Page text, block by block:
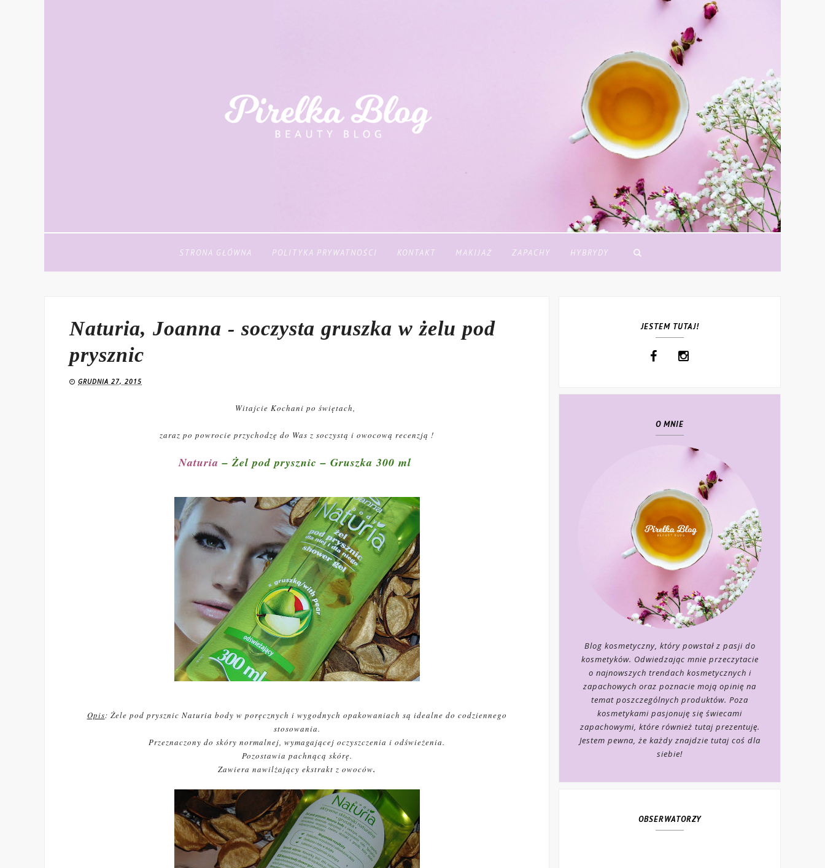
STRONA GŁÓWNA POLITYKA PRYWATNOŚCI KONTAKT MAKIJAŻ ZAPACHY HYBRYDY
Naturia, Joanna - soczysta gruszka w żelu pod
prysznic
GRUDNIA 27, 2015
Witajcie Kochani po świętach,
zaraz po powrocie przychodzę do Was z soczystą i owocową recenzją !
Naturia – Żel pod prysznic – Gruszka 300 ml
Opis: Żele pod prysznic Naturia body w poręcznych i wygodnych opakowaniach są idealne do codziennego
stosowania.
Przeznaczony do skóry normalnej, wymagającej oczyszczenia i odświeżenia.
Pozostawia pachnącą skórę.
Zawiera nawilżający ekstrakt z owoców.
JESTEM TUTAJ!
O MNIE
Blog kosmetyczny, który powstał z pasji do
kosmetyków. Odwiedzając mnie przeczytacie
o najnowszych trendach kosmetycznych i
zapachowych oraz poznacie moją opinię na
temat poszczególnych produktów. Poza
kosmetykami pasjonuję się świecami
zapachowymi, które również tutaj prezentuję.
Jestem pewna, że każdy znajdzie tutaj coś dla
siebie!
OBSERWATORZY